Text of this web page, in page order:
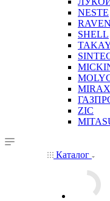
NESTE
SHELL
MIRAX
ZIC
Каталог